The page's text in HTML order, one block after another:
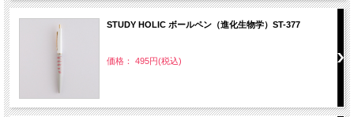
STUDY HOLIC ボールペン（進化生物学）ST-377
価格： 495円(税込)